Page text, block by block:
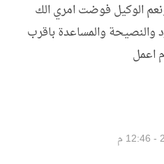
فوضت امري الك
والمساعدة باقرب